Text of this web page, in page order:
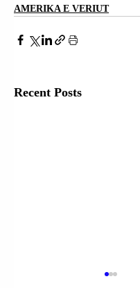
AMERIKA E VERIUT
Recent Posts